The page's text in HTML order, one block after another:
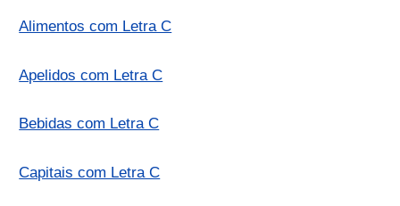
Alimentos com Letra C
Apelidos com Letra C
Bebidas com Letra C
Capitais com Letra C